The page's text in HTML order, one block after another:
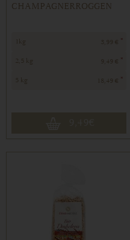
CHAMPAGNERROGGEN
1kg 3,99 € *
2,5 kg 9,49 € *
5 kg 18,49 € *